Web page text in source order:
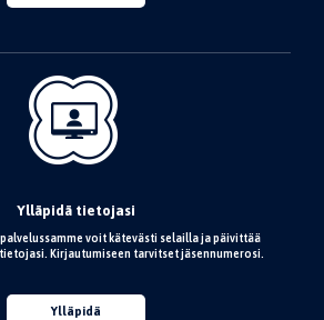
Ylläpidä tietojasi
voit kätevästi selailla ja päivittää
Kirjautumiseen tarvitset jäsennumerosi.
Ylläpidä